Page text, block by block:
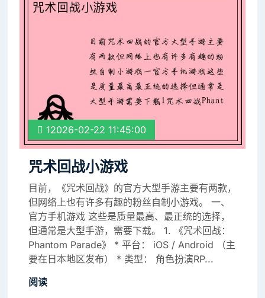
12026-02-22 11:45:00
咒术回战小游戏
目前，《咒术回战》的官方大型手游主要有两款，
但网络上也有许多有趣的粉丝自制小游戏。 一、
官方手机游戏 这些是质量最高、最正统的选择，
但通常是大型手游，需要下载。 1. 《咒术回战：
Phantom Parade》 * 平台： iOS / Android （主
要在日本地区发布） * 类型： 角色扮演RP...
阅读